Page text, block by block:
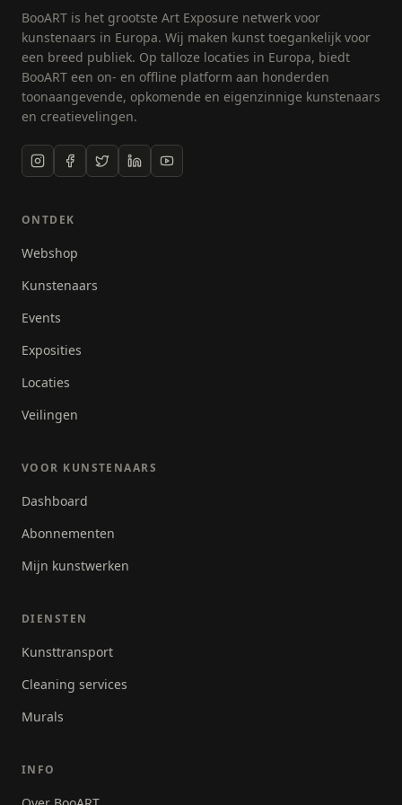
verschillende materialen ontstaan de meest
wonderlijke ontwerpen! Voor elk schilderij of elke
illustratie combineert Noël materialen zoals wasco,
potlood, Oost-Indische Inkt, ecoline, krijt, acrylverf,
kranten, stempels, lak, spuitlak, aquarelverf, papier,
meestal uit verschillende lagen zodat er uiteindelijk
een interessant, origineel en spannend resultaat
BooART is het grootste Art Exposure netwerk voor
kunstenaars in Europa. Wij maken kunst toegankelijk voor
een breed publiek. Op talloze locaties in Europa, biedt
BooART een on- en offline platform aan honderden
toonaangevende, opkomende en eigenzinnige kunstenaars
en creatievelingen.
ONTDEK
Webshop
Kunstenaars
Events
Exposities
Locaties
Veilingen
VOOR KUNSTENAARS
Dashboard
Abonnementen
Mijn kunstwerken
DIENSTEN
Kunsttransport
Cleaning services
Murals
INFO